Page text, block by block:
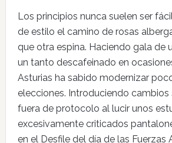
Los principios nunca suelen ser
de estilo el camino de rosas
que otra espina. Haciendo gala de
un tanto descafeinado en
Asturias ha sabido modernizar
elecciones. Introduciendo cambios
fuera de protocolo al lucir unos
excesivamente criticados
en el Desfile del día de las Fuerzas